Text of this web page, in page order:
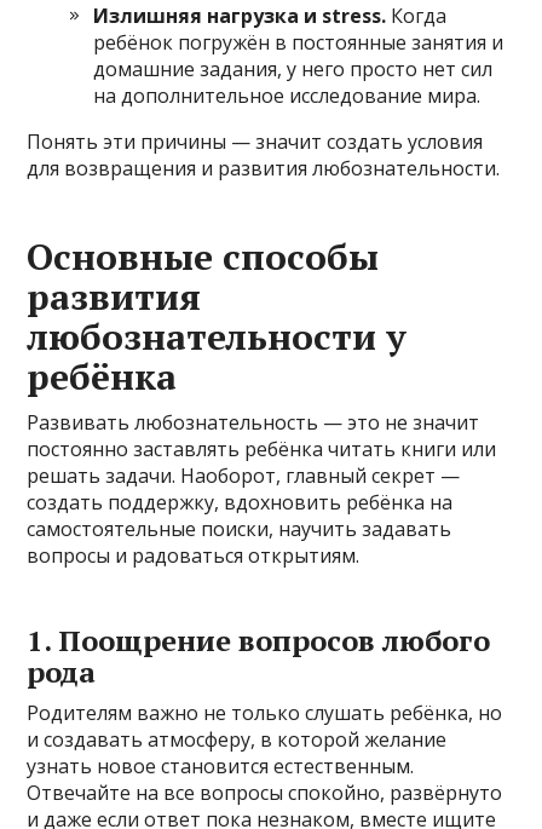
Излишняя нагрузка и stress. Когда
ребёнок погружён в постоянные занятия и
домашние задания, у него просто нет сил
на дополнительное исследование мира.
Понять эти причины — значит создать условия
для возвращения и развития любознательности.
Основные способы
развития
любознательности у
ребёнка
Развивать любознательность — это не значит
постоянно заставлять ребёнка читать книги или
решать задачи. Наоборот, главный секрет —
создать поддержку, вдохновить ребёнка на
самостоятельные поиски, научить задавать
вопросы и радоваться открытиям.
1. Поощрение вопросов любого
рода
Родителям важно не только слушать ребёнка, но
и создавать атмосферу, в которой желание
узнать новое становится естественным.
Отвечайте на все вопросы спокойно, развёрнуто
и даже если ответ пока незнаком, вместе ищите